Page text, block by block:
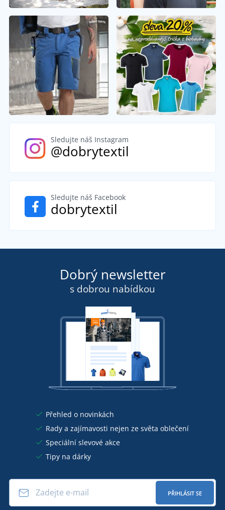
Sledujte náš Instagram
@dobrytextil
Sledujte náš Facebook
dobrytextil
Dobrý newsletter
s dobrou nabídkou
Přehled o novinkách
Rady a zajímavosti nejen ze světa oblečení
Speciální slevové akce
Tipy na dárky
PŘIHLÁSIT SE